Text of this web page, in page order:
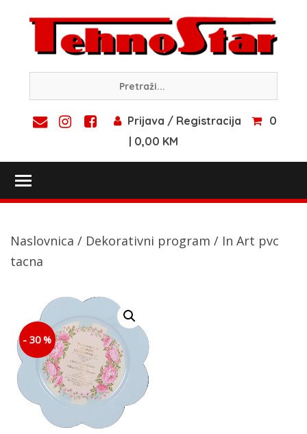
content
Prijava / Registracija
0
| 0,00 KM
Naslovnica / Dekorativni program / In Art pvc
tacna
- 30 %